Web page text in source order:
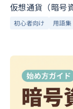
仮想通貨（暗号
初心者向け 用語集